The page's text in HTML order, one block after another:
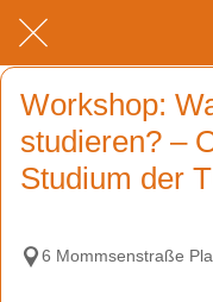
Workshop:
studieren? –
Studium der
6 Mommsenstraße